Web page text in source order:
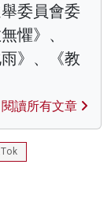
委員會委
懼》、
》、《教
閱讀所有文章